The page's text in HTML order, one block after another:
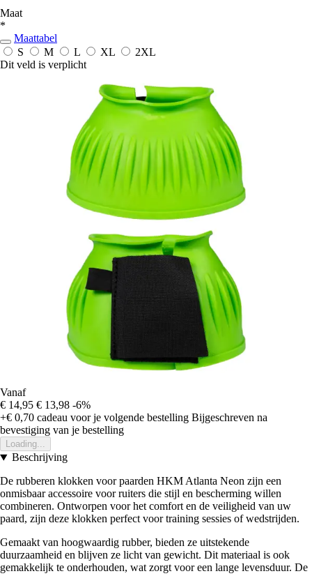
Maat
*
Maattabel
S
M L XL
2XL
Dit veld is verplicht
Vanaf
€ 14,95 € 13,98 -6%
+€ 0,70 cadeau voor je volgende bestelling Bijgeschreven na
bevestiging van je bestelling
Loading...
Beschrijving
De rubberen klokken voor paarden HKM Atlanta Neon zijn een
onmisbaar accessoire voor ruiters die stijl en bescherming willen
combineren. Ontworpen voor het comfort en de veiligheid van uw
paard, zijn deze klokken perfect voor training sessies of wedstrijden.
Gemaakt van hoogwaardig rubber, bieden ze uitstekende
duurzaamheid en blijven ze licht van gewicht. Dit materiaal is ook
gemakkelijk te onderhouden, wat zorgt voor een lange levensduur. De